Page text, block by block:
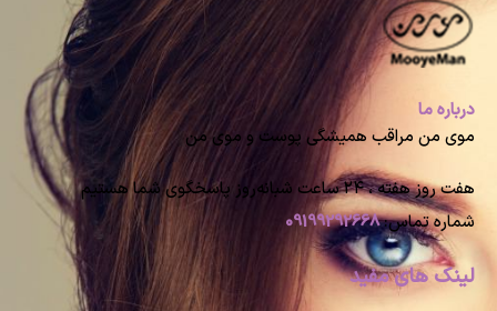
درباره ما
موی من مراقب همیشگی پوست و موی من
هفت روز هفته ، ۲۴ ساعت شبانه‌روز پاسخگوی شما هستیم
شماره تماس:09199292668
لینک های مفید